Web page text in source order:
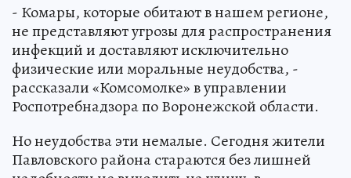
- Комары, которые обитают в нашем регионе,
не представляют угрозы для распространения
инфекций и доставляют исключительно
физические или моральные неудобства, -
рассказали «Комсомолке» в управлении
Роспотребнадзора по Воронежской области.
Но неудобства эти немалые. Сегодня жители
Павловского района стараются без лишней